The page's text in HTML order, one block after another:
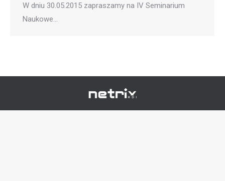
W dniu 30.05.2015 zapraszamy na IV Seminarium
Naukowe…